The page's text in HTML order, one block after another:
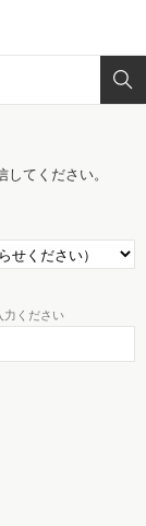
てください。
力ください